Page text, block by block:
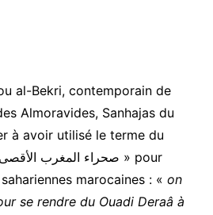
al-Bekri, contemporain de
Almoravides, Sanhajas du
à avoir utilisé le terme du
marocaines : « on
se rendre du Ouadi Deraâ à